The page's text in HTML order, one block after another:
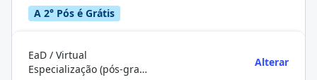
A 2° Pós é Grátis
EaD / Virtual
Especialização (pós-graduação)
Alterar